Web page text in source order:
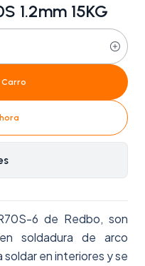
1.2mm 15KG
6 de Redbo, son
soldadura de arco
en interiores y se